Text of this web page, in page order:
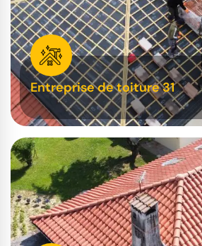
Entreprise de toiture 31